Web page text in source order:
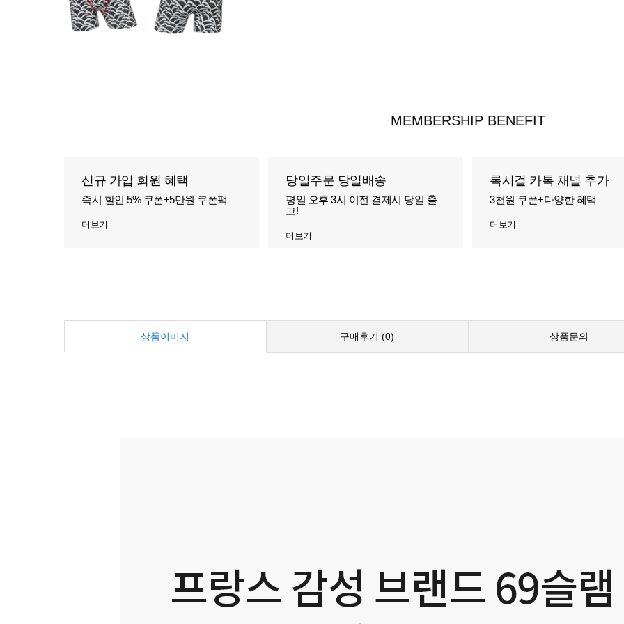
MEMBERSHIP BENEFIT
신규 가입 회원 혜택
즉시 할인 5% 쿠폰+5만원 쿠폰팩
더보기
당일주문 당일배송
평일 오후 3시 이전 결제시 당일 출
고!
더보기
록시걸 카톡 채널 추가
3천원 쿠폰+다양한 혜택
더보기
상품이미지 구매후기 (0) 상품문의